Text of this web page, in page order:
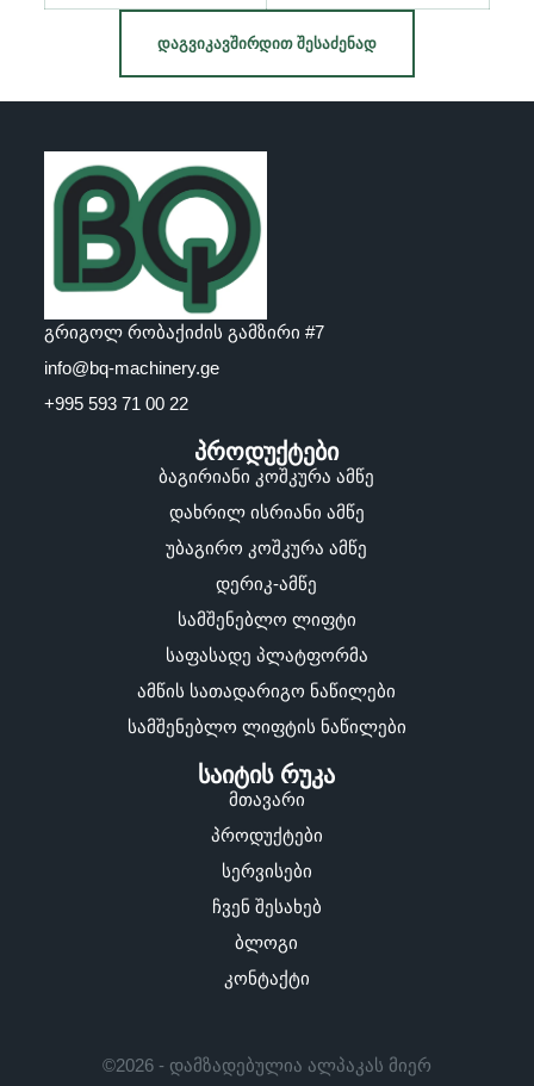
ᲓᲐᲒᲕᲘᲙᲐᲕᲨᲘᲠᲓᲘᲗ ᲨᲔᲡᲐᲫᲔᲜᲐᲓ
გრიგოლ რობაქიძის გამზირი #7
info@bq-machinery.ge
+995 593 71 00 22
პროდუქტები
ბაგირიანი კოშკურა ამწე
დახრილ ისრიანი ამწე
უბაგირო კოშკურა ამწე
დერიკ-ამწე
სამშენებლო ლიფტი
საფასადე პლატფორმა
ამწის სათადარიგო ნაწილები
სამშენებლო ლიფტის ნაწილები
საიტის რუკა
მთავარი
პროდუქტები
სერვისები
ჩვენ შესახებ
ბლოგი
კონტაქტი
©2026 - დამზადებულია ალპაკას მიერ